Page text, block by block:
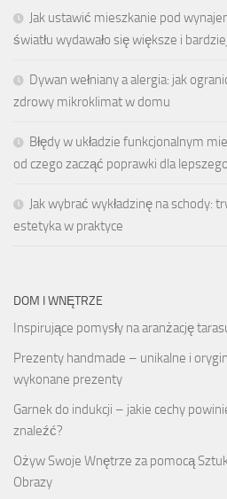
Jak ustawić mieszkanie pod
światłu wydawało się większe i
Dywan wełniany a alergia: jak
zdrowy mikroklimat w domu
Błędy w układzie funkcjonalnym
od czego zacząć poprawki dla
Jak wybrać wykładzinę na schody:
estetyka w praktyce
DOM I WNĘTRZE
Inspirujące pomysły na aranżację
Prezenty handmade – unikalne i
wykonane prezenty
Garnek do indukcji – jakie cechy
znaleźć?
Ożyw Swoje Wnętrze za pomocą
Obrazy